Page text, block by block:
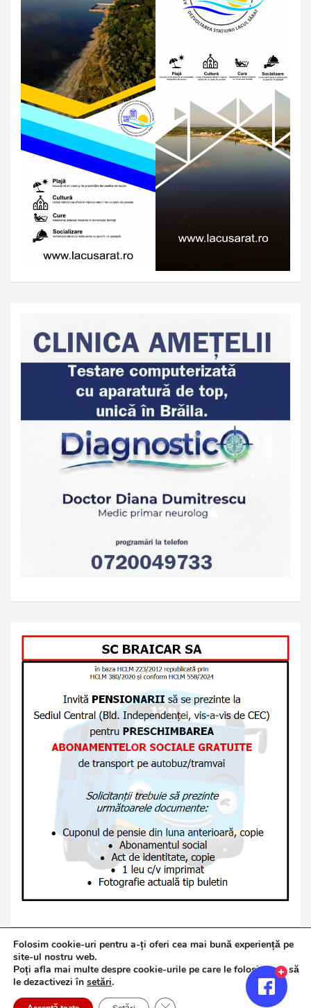
Copyright © 2026Jurnalul de Brăila
Politică de confidențialitate
Theme Horse
Folosim cookie-uri pentru a-ți oferi cea mai bună experiență pe
site-ul nostru web.
Poți afla mai multe despre cookie-urile pe care le folosim sau să
le dezactivezi în setări.
Close GDPR Cookie Banner